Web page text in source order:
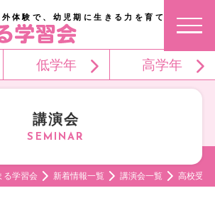
体験で、幼児期に生きる力を育てる。
低学年 高学年
講演会
る学習会 新着情報一覧 講演会一覧 高校受験